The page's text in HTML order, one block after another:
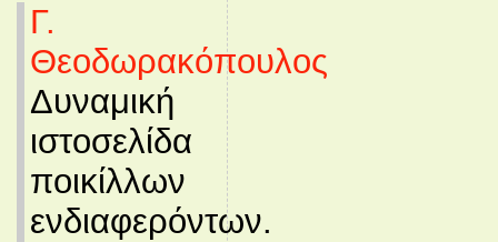
Γ.
Θεοδωρακόπουλος
Δυναμική
ιστοσελίδα
ποικίλλων
ενδιαφερόντων.